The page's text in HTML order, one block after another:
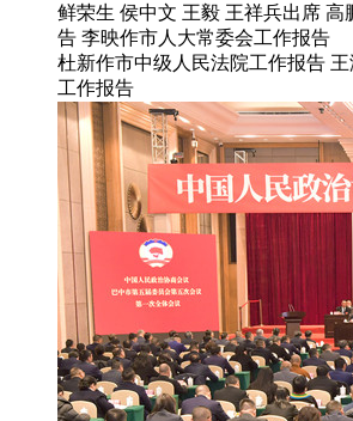
鲜荣生 侯中文 王毅 王祥兵出席 高
告 李映作市人大常委会工作报告
杜新作市中级人民法院工作报告
工作报告